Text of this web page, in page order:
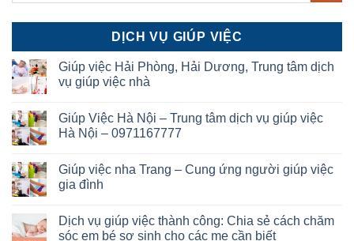
DỊCH VỤ GIÚP VIỆC
Giúp việc Hải Phòng, Hải Dương, Trung tâm dịch
vụ giúp việc nhà
Giúp Việc Hà Nội – Trung tâm dịch vụ giúp việc
Hà Nội – 0971167777
Giúp việc nha Trang – Cung ứng người giúp việc
gia đình
Dịch vụ giúp việc thành công: Chia sẻ cách chăm
sóc em bé sơ sinh cho các mẹ cần biết